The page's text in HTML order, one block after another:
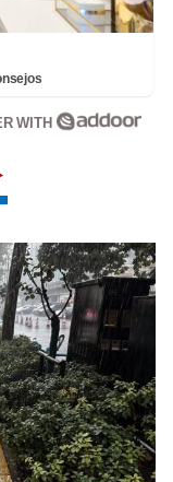
WITH